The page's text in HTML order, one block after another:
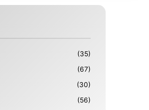
(35)
(67)
(30)
(56)